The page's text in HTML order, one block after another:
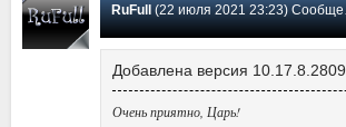
RuFull (22 июля 2021 23:23) Сообщение #248
Добавлена версия 10.17.8.2809
Очень приятно, Царь!